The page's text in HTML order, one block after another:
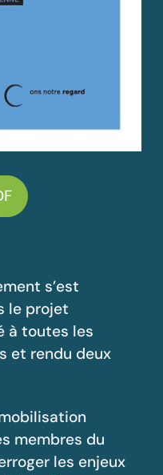
s’est
le projet
à toutes les
et rendu deux
membres du
les enjeux